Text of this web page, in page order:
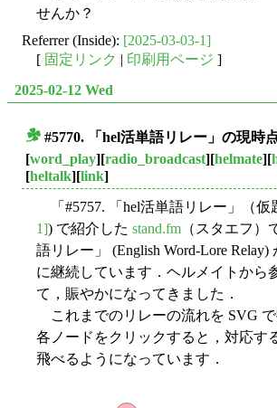
せんか？
Referrer (Inside): [2025-03-03-1]
[ 固定リンク | 印刷用ページ ]
2025-02-12 Wed
#5770. 「hel活単語リレー」の現時
[word_play][radio_broadcast][helmate][
[heltalk][link]
「#5757. 「hel活単語リレー」（仮
1]) で紹介した stand.fm （スタエフ）
語リレー」 (English Word-Lore
に継続しています．ヘルメイトから
て，賑やかになってきました．
これまでのリレーの流れを SVG で
各ノードをクリックすると，対応す
飛べるようになっています．